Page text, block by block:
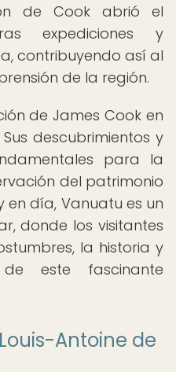
de Cook abrió el
expediciones y
contribuyendo así al
de la región.
de James Cook en
descubrimientos y
para la
del patrimonio
en día, Vanuatu es un
donde los visitantes
la historia y
este fascinante
Antoine de